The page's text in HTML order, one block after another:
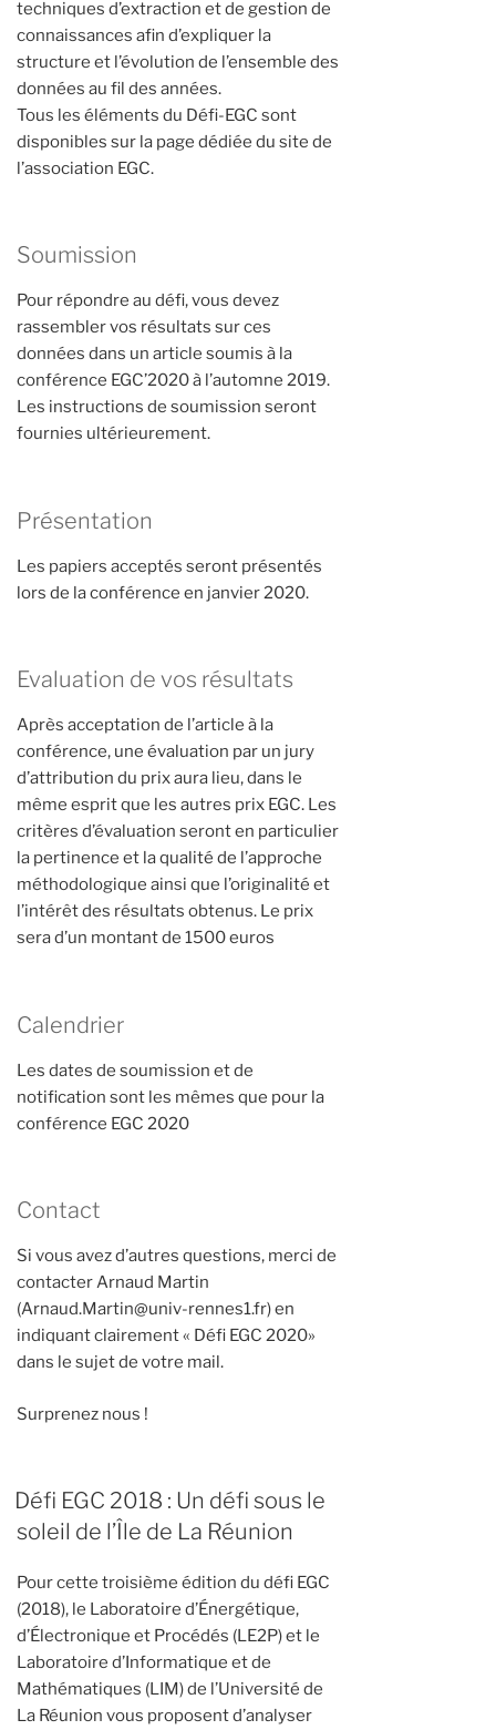
techniques d’extraction et de gestion de
connaissances afin d’expliquer la
structure et l’évolution de l’ensemble des
données au fil des années.
Tous les éléments du Défi-EGC sont
disponibles sur la page dédiée du site de
l’association EGC.
Soumission
Pour répondre au défi, vous devez
rassembler vos résultats sur ces
données dans un article soumis à la
conférence EGC’2020 à l’automne 2019.
Les instructions de soumission seront
fournies ultérieurement.
Présentation
Les papiers acceptés seront présentés
lors de la conférence en janvier 2020.
Evaluation de vos résultats
Après acceptation de l’article à la
conférence, une évaluation par un jury
d’attribution du prix aura lieu, dans le
même esprit que les autres prix EGC. Les
critères d’évaluation seront en particulier
la pertinence et la qualité de l’approche
méthodologique ainsi que l’originalité et
l’intérêt des résultats obtenus. Le prix
sera d’un montant de 1500 euros
Calendrier
Les dates de soumission et de
notification sont les mêmes que pour la
conférence EGC 2020
Contact
Si vous avez d’autres questions, merci de
contacter Arnaud Martin
(Arnaud.Martin@univ-rennes1.fr) en
indiquant clairement « Défi EGC 2020»
dans le sujet de votre mail.
Surprenez nous !
Défi EGC 2018 : Un défi sous le
soleil de l’Île de La Réunion
Pour cette troisième édition du défi EGC
(2018), le Laboratoire d’Énergétique,
d’Électronique et Procédés (LE2P) et le
Laboratoire d’Informatique et de
Mathématiques (LIM) de l’Université de
La Réunion vous proposent d’analyser